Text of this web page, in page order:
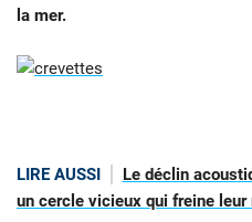
la mer.
LIRE AUSSI
Le déclin
un cercle vicieux qui freine leur